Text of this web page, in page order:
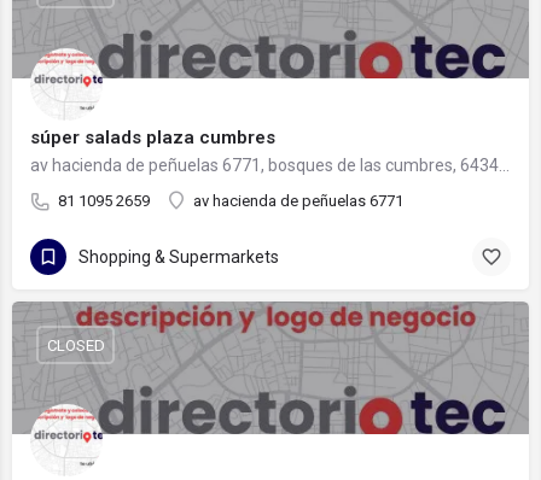
súper salads plaza cumbres
81 1095 2659 av hacienda de peñuelas 6771
Shopping & Supermarkets
CLOSED